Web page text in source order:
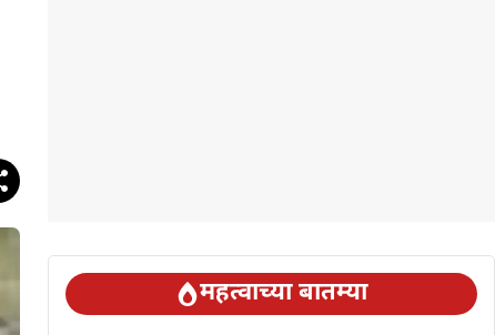
महत्वाच्या बातम्या